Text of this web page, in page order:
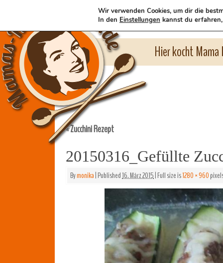
Hier kocht
«Zucchini Rezept
20150316_Gefüllte
Bymonika|Published16. März 2015|Full size is1280 × 960
Wir verwenden Cookies, um dir die
In den Einstellungen kannst du